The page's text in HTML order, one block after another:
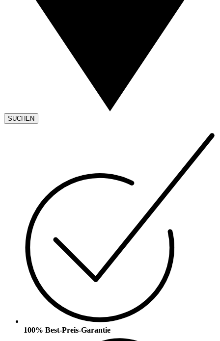
SUCHEN
100% Best-Preis-Garantie